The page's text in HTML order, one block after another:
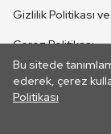
Bu sitede
ederek, çerez
Politikası
CANLI
Gizlilik Politikası
Çerez Politikası
İletişim
Her hakkı